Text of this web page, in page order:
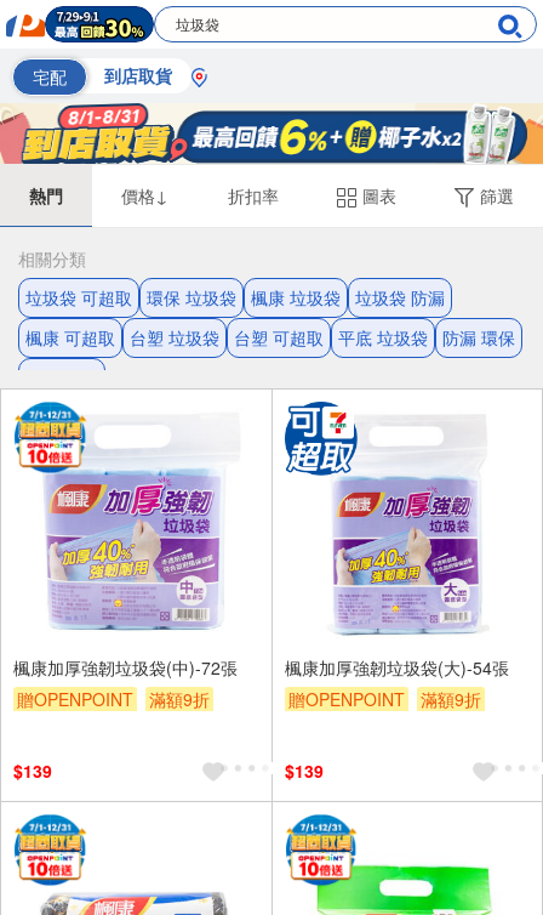
宅配 到店取貨
熱門 價格↓ 折扣率 圖表 篩選
相關分類
垃圾袋 可超取
環保 垃圾袋 楓康 垃圾袋 垃圾袋 防漏
楓康 可超取
台塑 垃圾袋 台塑 可超取 平底 垃圾袋 防漏 環保
楓康加厚強韌垃圾袋(中)-72張
贈OPENPOINT
滿額9折
$139
楓康加厚強韌垃圾袋(大)-54張
贈OPENPOINT
滿額9折
$139